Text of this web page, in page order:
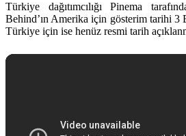
Türkiye dağıtımcılığı Pinema
Behind’ın Amerika için gösterim tarihi
Türkiye için ise henüz resmi tarih